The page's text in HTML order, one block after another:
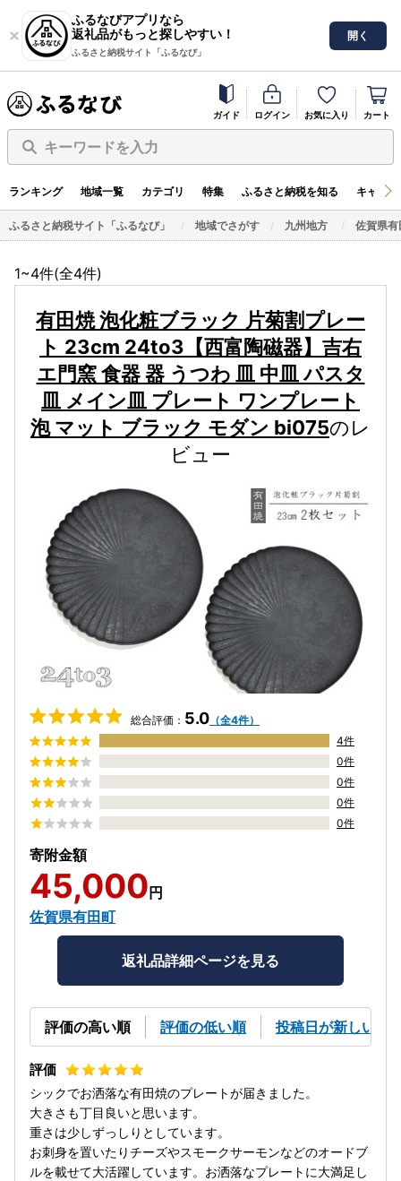
ふるなびアプリなら
返礼品がもっと探しやすい！
ふるさと納税サイト「ふるなび」
開く
ガイド ログイン お気に入り カート
キーワードを入力
ランキング 地域一覧 カテゴリ 特集 ふるさと納税を知る キャン
ふるさと納税サイト「ふるなび」 地域でさがす 九州地方 佐賀県有
1~4件(全4件)
有田焼 泡化粧ブラック 片菊割プレー
ト 23cm 24to3【西富陶磁器】吉右
エ門窯 食器 器 うつわ 皿 中皿 パスタ
皿 メイン皿 プレート ワンプレート
泡 マット ブラック モダン bi075のレ
ビュー
総合評価： 5.0 （全4件）
4件
0件
0件
0件
0件
寄附金額
45,000 円
佐賀県有田町
返礼品詳細ページを見る
評価の高い順 評価の低い順 投稿日が新しい順
シックでお洒落な有田焼のプレートが届きました。
大きさも丁目良いと思います。
重さは少しずっしりとしています。
お刺身を置いたりチーズやスモークサーモンなどのオードブ
ルを載せて大活躍しています。お洒落なプレートに大満足し